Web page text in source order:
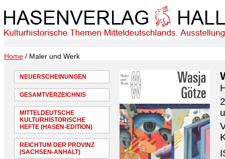
Home / Maler und Werk
NEUERSCHEINUNGEN
GESAMTVERZEICHNIS
MITTELDEUTSCHE
KULTURHISTORISCHE
HEFTE (HASEN-EDITION)
REICHTUM DER PROVINZ
(SACHSEN-ANHALT)